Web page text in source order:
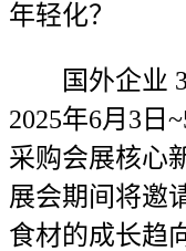
年轻化？
国外企业
2025年6月3日
采购会展核心
展会期间将邀
食材的成长趋